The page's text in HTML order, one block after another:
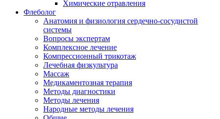
Химические отравления
Флеболог
Анатомия и физиология сердечно-сосудистой
системы
Вопросы экспертам
Комплексное лечение
Компрессионный трикотаж
Лечебная физкультура
Массаж
Медикаментозная терапия
Методы диагностики
Методы лечения
Народные методы лечения